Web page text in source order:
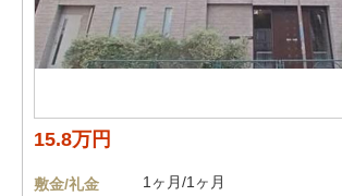
15.8万円
敷金/礼金
1ヶ月/1ヶ月